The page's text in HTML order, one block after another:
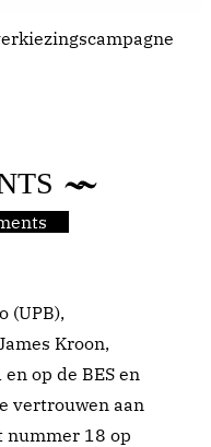
(UPB),
Kroon,
op de BES en
vertrouwen aan
nummer 18 op